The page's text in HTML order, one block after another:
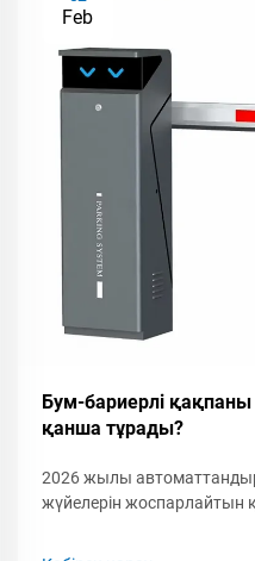
Feb
Бум-бариерлі
қанша тұрады?
2026 жылы
жүйелерін